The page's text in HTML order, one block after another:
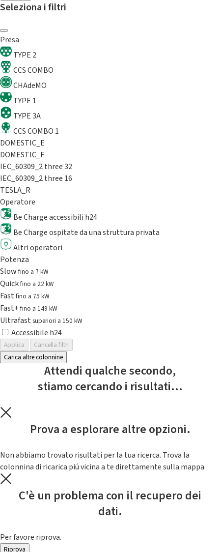
Seleziona i filtri
Presa
TYPE 2
CCS COMBO
CHAdeMO
TYPE 1
TYPE 3A
CCS COMBO 1
DOMESTIC_E
DOMESTIC_F
IEC_60309_2 three 32
IEC_60309_2 three 16
TESLA_R
Operatore
Be Charge accessibili h24
Be Charge ospitate da una struttura privata
Altri operatori
Potenza
Slowfino a 7 kW
Quickfino a 22 kW
Fastfino a 75 kW
Fast+fino a 149 kW
Ultrafast superiori a 150 kW
Accessibile h24
Applica
Cancella filtri
Carica altre colonnine
Attendi qualche secondo,
stiamo cercando i risultati...
Prova a esplorare altre opzioni.
Non abbiamo trovato risultati per la tua ricerca. Trova la
colonnina di ricarica piú vicina a te direttamente sulla mappa.
C'è un problema con il recupero dei
dati.
Per favore riprova.
Riprova